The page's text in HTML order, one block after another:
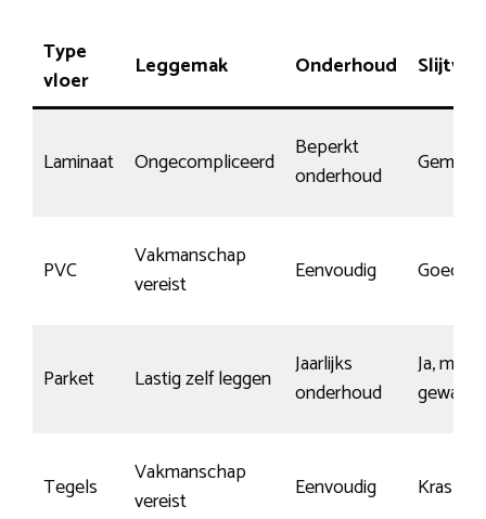
Type
vloer
Leggemak Onderhoud
Laminaat Ongecompliceerd
Beperkt
onderhoud
PVC
Vakmanschap
vereist
Eenvoudig Goed
Parket Lastig zelf leggen
Jaarlijks
onderhoud
Ja, mits
gewaxt
Tegels
Vakmanschap
vereist
Eenvoudig